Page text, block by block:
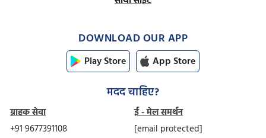
DOWNLOAD OUR APP
Play Store App Store
मदद चाहिए?
ग्राहक सेवा
+91 9677391108
ई - मेल समर्थन
[email protected]